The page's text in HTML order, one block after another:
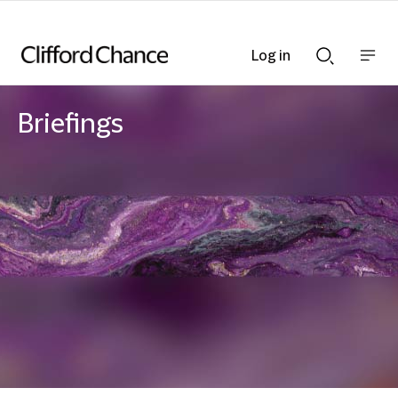
Searchnav
Briefings
Log in